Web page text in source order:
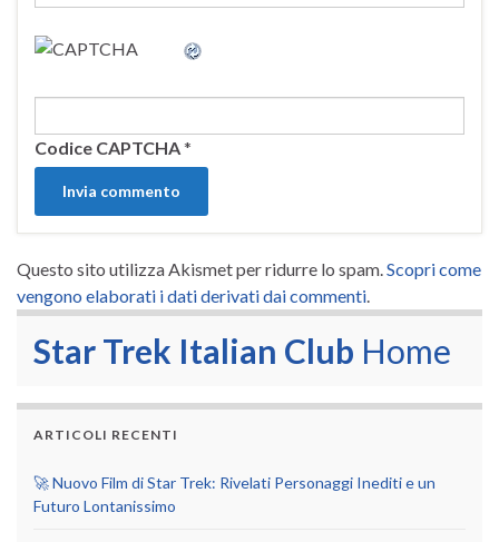
Codice CAPTCHA*
Questo sito utilizza Akismet per ridurre lo spam.Scopri come
vengono elaborati i dati derivati dai commenti.
Star Trek Italian Club Home
ARTICOLI RECENTI
🚀 Nuovo Film di Star Trek: Rivelati Personaggi Inediti e un
Futuro Lontanissimo